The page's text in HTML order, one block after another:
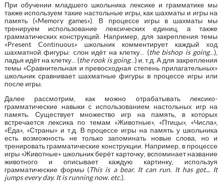
При обучении младшего школьника лексике и грамматике мы
также используем такие настольные игры, как шахматы и игры на
память («Memory games»). В процессе игры в шахматы мы
тренируем использование лексических единиц, а также
грамматических конструкций. Например, для закрепления темы
«Present Continuous» школьник комментирует каждый ход
шахматной фигуры: слон идёт на клетку... (the bishop is going...),
ладья идёт на клетку... (the rook is going...) и. т.д. А для закрепления
темы «Сравнительная и превосходная степень прилагательных»
школьник сравнивает шахматные фигуры в процессе игры или
после игры.
Далее рассмотрим, как можно отрабатывать лексико-
грамматические навыки с использованием настольных игр на
память. Существует множество игр на память, в которых
встречается лексика по темам «Животные», «Птицы», «Числа»,
«Еда», «Страны» и т.д. В процессе игры на память у школьника
есть возможность не только запоминать новые слова, но и
тренировать грамматические конструкции. Например, в процессе
игры «Животные» школьник берёт карточку, вспоминает название
животного и описывает каждую картинку, используя
грамматические формы (This is a bear. It can run. It has got... It
jumps every day. It is running now. etc.).